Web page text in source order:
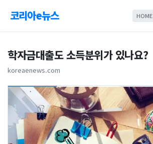
코리아e뉴스 HOME
학자금대출도 소득분위가 있나요?
koreaenews.com